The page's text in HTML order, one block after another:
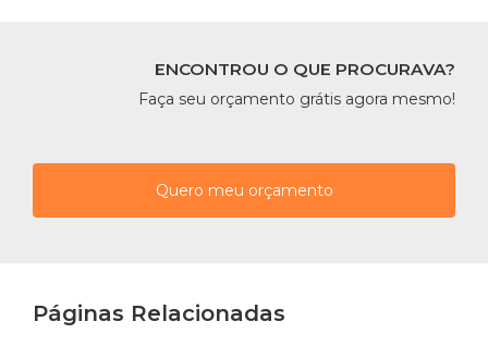
ENCONTROU O QUE PROCURAVA?
Faça seu orçamento grátis agora mesmo!
Quero meu orçamento
Páginas Relacionadas